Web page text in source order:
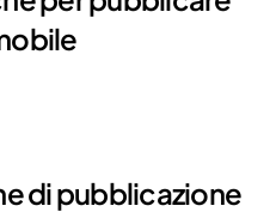
di pubblicazione